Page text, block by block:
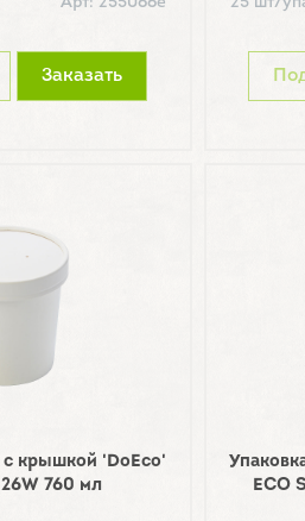
Заказать
с крышкой 'DoEco'
760 мл
ECO